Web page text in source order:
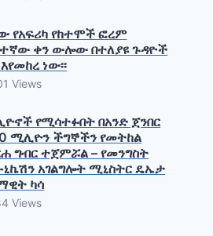
የአፍሪካ የከተሞች ፎረም
ቀን ውሎው በተለያዩ ጉዳዮች
ነው፡፡
Views
የሚሳተፉበት በአንድ ጀንበር
ሚሊዮን ችግኞችን የመትከል
ግብር ተጀምሯል – የመንግስት
አገልግሎት ሚኒስትር ዴኤታ
ካሳ
Views